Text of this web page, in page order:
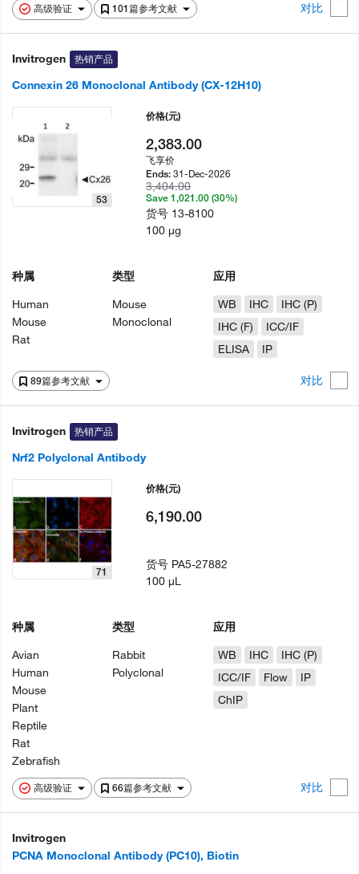
高级验证 101篇参考文献 对比
Invitrogen 热销产品
Connexin 26 Monoclonal Antibody (CX-12H10)
89篇参考文献 对比
53
种属
Human
Mouse
Rat
类型
Mouse
Monoclonal
应用
WB
IHC
IHC (P)
IHC (F)
ICC/IF
ELISA
IP
价格(元)
2,383.00
飞享价
Ends:31-Dec-2026
3,404.00
Save 1,021.00 (30%)
货号 13-8100
100 µg
Invitrogen 热销产品
Nrf2 Polyclonal Antibody
高级验证 66篇参考文献 对比
71
种属
Avian
Human
Mouse
Plant
Reptile
Rat
Zebrafish
类型
Rabbit
Polyclonal
应用
WB
IHC
IHC (P)
ICC/IF
Flow
IP
ChIP
价格(元)
6,190.00
货号 PA5-27882
100 µL
Invitrogen
PCNA Monoclonal Antibody (PC10), Biotin